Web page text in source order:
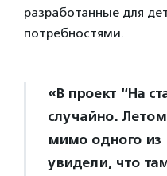
разработанные для
потребностями.
«В проект “На
случайно.
мимо одного из
увидели, что